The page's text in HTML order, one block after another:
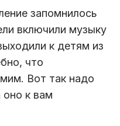
запомнилось
включили музыку
к детям из
что
Вот так надо
оно к вам